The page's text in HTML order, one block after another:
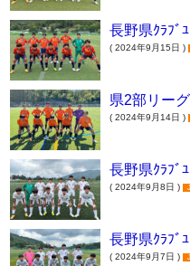
長野県ｸﾗﾌﾞ
( 2024年9月15日 )
県2部リー
( 2024年9月14日 )
長野県ｸﾗﾌﾞ
( 2024年9月8日 )
長野県ｸﾗﾌﾞ
( 2024年9月7日 )